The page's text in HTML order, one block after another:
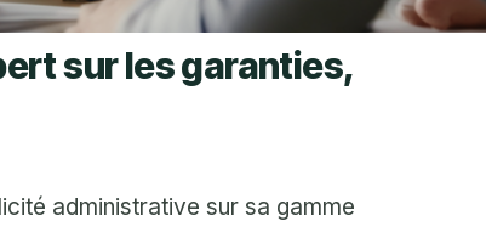
sur les garanties,
administrative sur sa gamme